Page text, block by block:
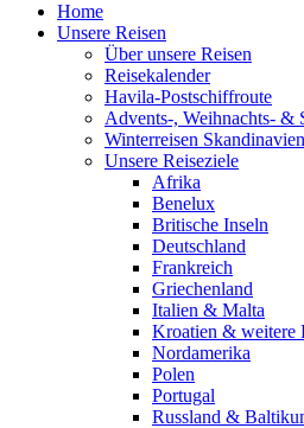
Home
Unsere Reisen
Über unsere Reisen
Reisekalender
Havila-Postschiffroute
Advents-, Weihnachts- &
Winterreisen Skandinavien
Unsere Reiseziele
Afrika
Benelux
Britische Inseln
Deutschland
Frankreich
Griechenland
Italien & Malta
Kroatien & weitere
Nordamerika
Polen
Portugal
Russland &